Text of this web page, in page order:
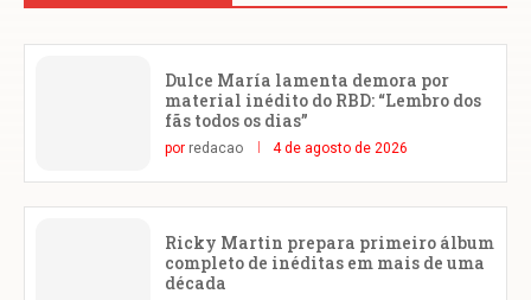
Dulce María lamenta demora por
material inédito do RBD: “Lembro dos
fãs todos os dias”
por redacao 4 de agosto de 2026
Ricky Martin prepara primeiro álbum
completo de inéditas em mais de uma
década